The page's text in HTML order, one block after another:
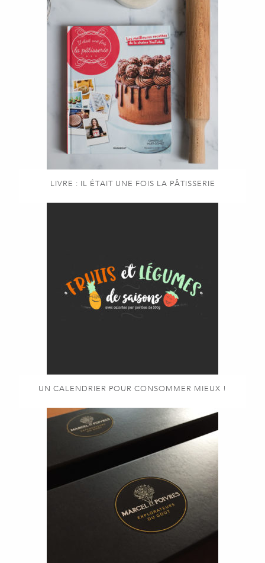
LIVRE : IL ÉTAIT UNE FOIS LA PÂTISSERIE
UN CALENDRIER POUR CONSOMMER MIEUX !